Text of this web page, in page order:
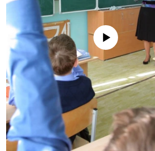
No media source currently